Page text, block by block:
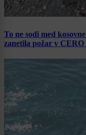
To ne sodi med
zanetila požar v CERO